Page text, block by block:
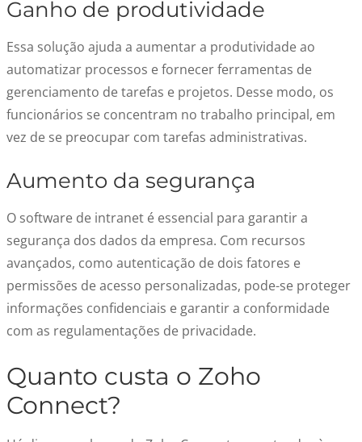
Ganho de produtividade
Essa solução ajuda a aumentar a produtividade ao
automatizar processos e fornecer ferramentas de
gerenciamento de tarefas e projetos. Desse modo, os
funcionários se concentram no trabalho principal, em
vez de se preocupar com tarefas administrativas.
Aumento da segurança
O software de intranet é essencial para garantir a
segurança dos dados da empresa. Com recursos
avançados, como autenticação de dois fatores e
permissões de acesso personalizadas, pode-se proteger
informações confidenciais e garantir a conformidade
com as regulamentações de privacidade.
Quanto custa o Zoho
Connect?